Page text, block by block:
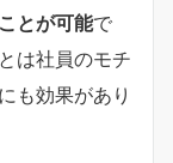
とが可能で
は社員のモチ
も効果があり